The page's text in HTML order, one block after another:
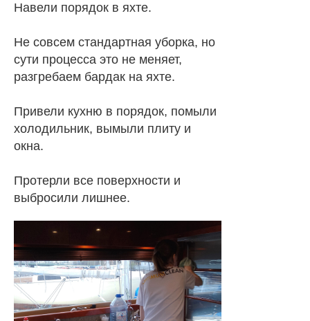
Навели порядок в яхте.
Не совсем стандартная уборка, но
сути процесса это не меняет,
разгребаем бардак на яхте.
Привели кухню в порядок, помыли
холодильник, вымыли плиту и
окна.
Протерли все поверхности и
выбросили лишнее.